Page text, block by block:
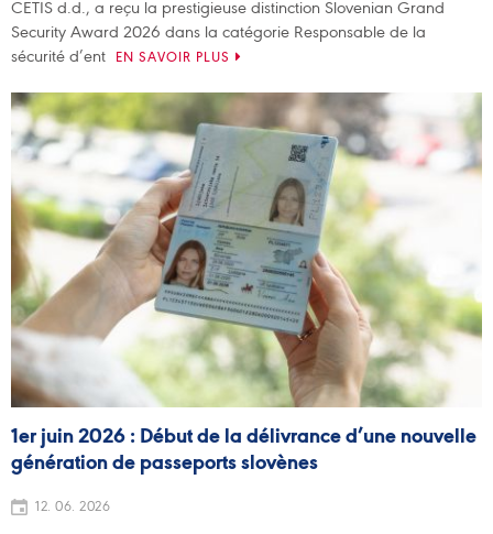
CETIS d.d., a reçu la prestigieuse distinction Slovenian Grand
Security Award 2026 dans la catégorie Responsable de la
sécurité d’ent
EN SAVOIR PLUS
1er juin 2026 : Début de la délivrance d’une nouvelle
génération de passeports slovènes
12. 06. 2026